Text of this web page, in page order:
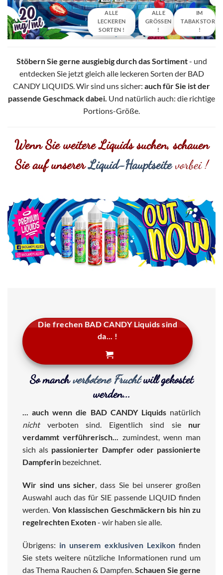
ALLE
LECKEREN
SORTEN !
ALLE
GRÖSSEN !
IM
TABAKSTORE
!
Stöbern Sie gerne ausgiebig durch das Sortiment- und
entdecken Sie jetzt gleich alle leckeren Sorten der BAD
CANDY LIQUIDS. Wir sind uns sicher: auch für Sie ist der
passende Geschmack dabei. Und natürlich auch: die richtige
Portions-Größe.
Wenn Sie weitere Liquids suchen, schauen
Sie auf unsererLiquid-Hauptseitevorbei !
Die frechen BAD CANDY Liquids sind
da... !
So manchverbotene Fruchtwill gekostet
werden...
... auch wenn die BAD CANDY Liquids natürlich
nichtverboten sind. Eigentlich sind sie nur
verdammt verführerisch... zumindest, wenn man
sich als passionierter Dampfer oder passionierte
Dampferin bezeichnet.
Wir sind uns sicher, dass Sie bei unserer großen
Auswahl auch das für SIE passende LIQUID finden
werden. Von klassischen Geschmäckern bis hin zu
regelrechten Exoten- wir haben sie alle.
Übrigens: in unserem exklusiven Lexikonfinden
Sie stets weitere nützliche Informationen rund um
das Thema Rauchen & Dampfen.Schauen Sie gerne